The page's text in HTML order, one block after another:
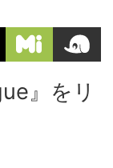
』をリ